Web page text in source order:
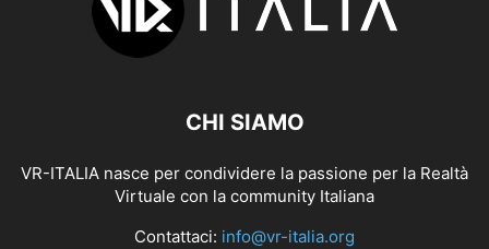
CHI SIAMO
VR-ITALIA nasce per condividere la passione per la Realtà
Virtuale con la community Italiana
Contattaci: info@vr-italia.org